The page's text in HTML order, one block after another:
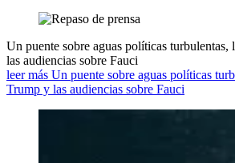
Un puente sobre aguas políticas turbulentas,
las audiencias sobre Fauci
leer más Un puente sobre aguas políticas
Trump y las audiencias sobre Fauci